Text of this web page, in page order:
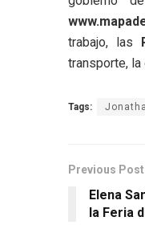
trabajo, las
transporte, la
Tags:
Previous Post
Elena
la Feria